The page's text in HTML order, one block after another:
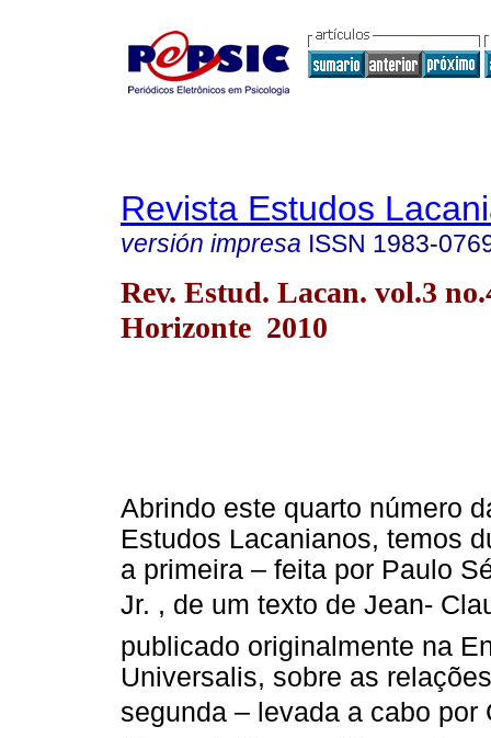
Revista Estudos
versión impresa ISSN 1983-
Rev. Estud. Lacan. vol.3
Horizonte 2010
Abrindo este quarto número
Estudos Lacanianos, temos
a primeira – feita por Paulo
Jr. , de um texto de Jean-
publicado originalmente na
Universalis, sobre as
segunda – levada a cabo por